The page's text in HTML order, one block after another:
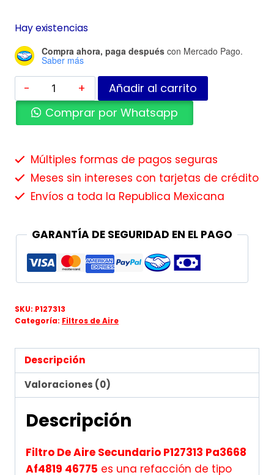
Hay existencias
Compra ahora, paga después con Mercado Pago.
Saber más
Añadir al carrito
Comprar por Whatsapp
Múltiples formas de pagos seguras
Meses sin intereses con tarjetas de crédito
Envíos a toda la Republica Mexicana
GARANTÍA DE SEGURIDAD EN EL PAGO
SKU: P127313
Categoría: Filtros de Aire
Descripción
Valoraciones (0)
Descripción
Filtro De Aire Secundario P127313 Pa3668
Af4819 46775 es una refacción de tipo